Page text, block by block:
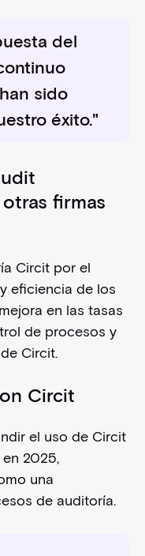
del
sido
éxito."
firmas
Circit por el
eficiencia de los
en las tasas
de procesos y
Circit.
Circit
el uso de Circit
2025,
una
de auditoría.